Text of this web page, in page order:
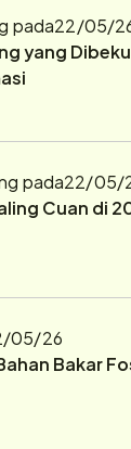
pada22/05/
yang
pada22/05/
Cuan di
05/26
Bakar